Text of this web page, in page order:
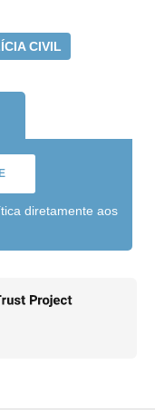
CIVIL
diretamente aos